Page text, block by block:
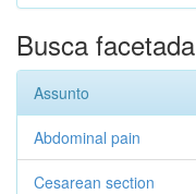
Busca facetada
Assunto
Abdominal pain
Cesarean section